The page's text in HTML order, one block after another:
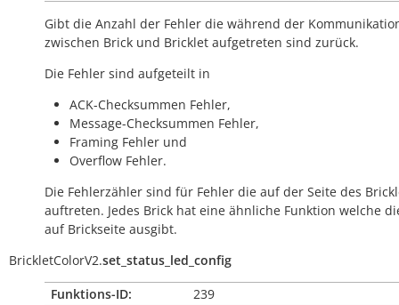
Gibt die Anzahl der Fehler die während der
zwischen Brick und Bricklet aufgetreten sind zurück.
Die Fehler sind aufgeteilt in
ACK-Checksummen Fehler,
Message-Checksummen Fehler,
Framing Fehler und
Overflow Fehler.
Die Fehlerzähler sind für Fehler die auf der Seite des
auftreten. Jedes Brick hat eine ähnliche Funktion welche
auf Brickseite ausgibt.
BrickletColorV2.set_status_led_config
Funktions-ID:
239